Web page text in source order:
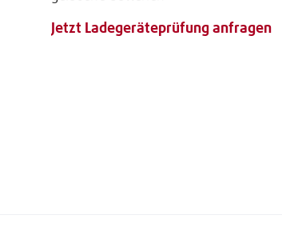
Jetzt Ladegeräteprüfung anfragen